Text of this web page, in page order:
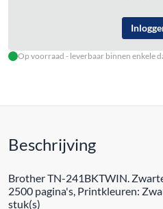
Op voorraad - leverbaar binnen enkele
Beschrijving
Brother TN-241BKTWIN.
2500 pagina's, Printkleuren:
stuk(s)